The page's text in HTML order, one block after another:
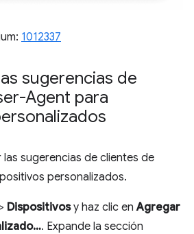
1012337
sugerencias de
Agent para
sugerencias de clientes de
personalizados.
> Dispositivosy haz clic enAgregar
. Expande la sección